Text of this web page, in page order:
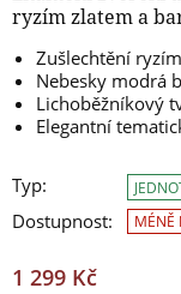
ryzím zlatem a
Zušlechtění
Nebesky modrá
Lichoběžníkový
Elegantní
Typ:
Dostupnost:
MÉNĚ
1 299 Kč